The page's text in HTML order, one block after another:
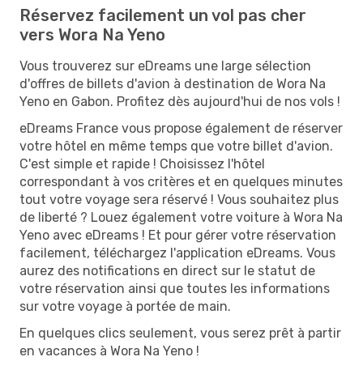
Réservez facilement un vol pas cher
vers Wora Na Yeno
Vous trouverez sur eDreams une large sélection
d'offres de billets d'avion à destination de Wora Na
Yeno en Gabon. Profitez dès aujourd'hui de nos vols !
eDreams France vous propose également de réserver
votre hôtel en même temps que votre billet d'avion.
C'est simple et rapide ! Choisissez l'hôtel
correspondant à vos critères et en quelques minutes
tout votre voyage sera réservé ! Vous souhaitez plus
de liberté ? Louez également votre voiture à Wora Na
Yeno avec eDreams ! Et pour gérer votre réservation
facilement, téléchargez l'application eDreams. Vous
aurez des notifications en direct sur le statut de
votre réservation ainsi que toutes les informations
sur votre voyage à portée de main.
En quelques clics seulement, vous serez prêt à partir
en vacances à Wora Na Yeno !